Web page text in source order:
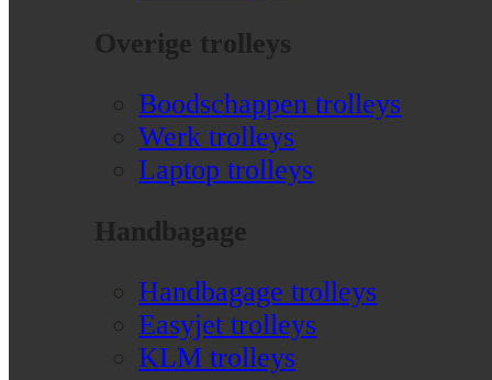
Overige trolleys
Boodschappen trolleys
Werk trolleys
Laptop trolleys
Handbagage
Handbagage trolleys
Easyjet trolleys
KLM trolleys